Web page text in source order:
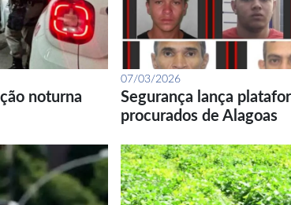
noturna
07/03/2026
Segurança lança
procurados de Alagoas